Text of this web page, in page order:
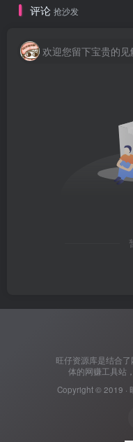
评论 抢沙发
欢迎您留下宝贵的见
旺仔资源库是结合
体的网赚工具站
Copyright © 2019 ·